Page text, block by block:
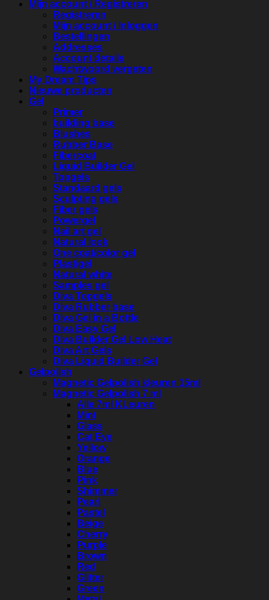
Mijn account / Registreren
Registreren
Mijn account / Inloggen
Bestellingen
Addresses
Account details
Wachtwoord vergeten
My Dream Tips
Nieuwe producten
Gel
Primer
building base
Blushes
Rubber Base
Fibercoat
Liquid Builder Gel
Topgels
Standaard gels
Sculpting gels
Fiber gels
Powergel
Nail art gel
Natural look
One coat/color gel
Plastigel
Natural white
Samples gel
Diva Topgels
Diva Rubber base
Diva Gel in a Bottle
Diva Easy Gel
Diva Builder Gel Low Heat
Diva Art Gels
Diva Liquid Builder Gel
Gelpolish
Magnetic Gelpolish kleuren 15ml
Magnetic Gelpolish 7 ml
Alle 7ml KLeuren
Mint
Glass
Cat Eye
Yellow
Orange
Blue
Pink
Shimmer
Pearl
Pastel
Beige
Cherry
Purple
Brown
Red
Glitter
Green